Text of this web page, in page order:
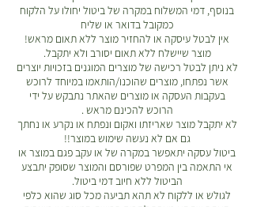
בנוסף, דמי המשלוח במקרה של ביטול יחולו על הלקוח
כמקובל בדואר או שליח
אין לבטל עיסקה או להחזיר מוצר ללא תאום מראש!
מוצר שיישלח ללא תאום יסורב ולא יתקבל.
לא ניתן לבטל רכישה של מוצרים המוגנים בזכויות יוצרים
אשר נפתחו, מוצרים שהוכנו/הותאמו במיוחד לרוכש
בעקבות העסקה או מוצרים שהאתר נתבקש על ידי
הרוכש להכינם מראש .
לא יתקבל מוצר שאריזתו ואקום ונפתח או נקרע או נחתך
גם אם לא נעשה שימוש במוצר!!
ביטול עסקה יתאפשר במקרה של או עקב פגם במוצר או
אי התאמה בין המפרט שפורסם והמוצר שסופק יתבצע
הביטול ללא חיוב דמי ביטול.
לגולש או ללקוח לא תהא תביעה מכל סוג שהוא כלפי